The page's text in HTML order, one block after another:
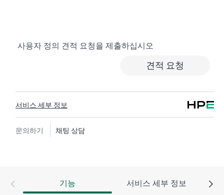
하드웨어 교환 서비스에서는 지정된 기간 내에 고객이
제공합니다. 교체 제품 또는 부품은 신제품이거나 신제
HPE 네트워킹 제품을 위한 소프트웨어 제품의 경우 원
격 기술 지원과 소프트웨어 업데이트 및 패치에 대한 액
세스를 제공합니다. 고객은 소프트웨어 및 참조 설명서
또한 HPE Foundation Care 교환 서비스에서는 관련 제품
및 지원 정보에 대한 온라인 액세스도 제공하므로, 고객
사용자 정의 견적 요청을 제출하십시오
견적 요청
서비스 세부 정보
문의하기 채팅 상담
기능 서비스 세부 정보